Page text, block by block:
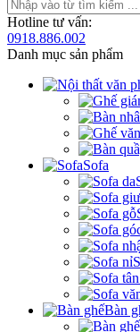
Hotline tư vấn:
0918.886.002
Danh mục sản phẩm
Sofa
Bàn